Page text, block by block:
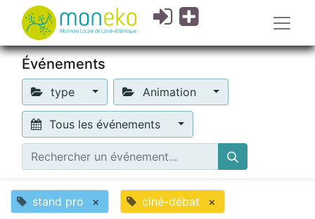
Événements
type Animation
Tous les événements
stand pro × ciné-débat ×